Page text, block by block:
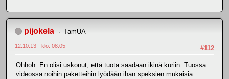
pijokela TamUA
#112
12.10.13 - klo: 08.05
Ohhoh. En olisi uskonut, että tuota saadaan ikinä kuriin. Tuossa
videossa noihin paketteihin lyödään ihan speksien mukaisia